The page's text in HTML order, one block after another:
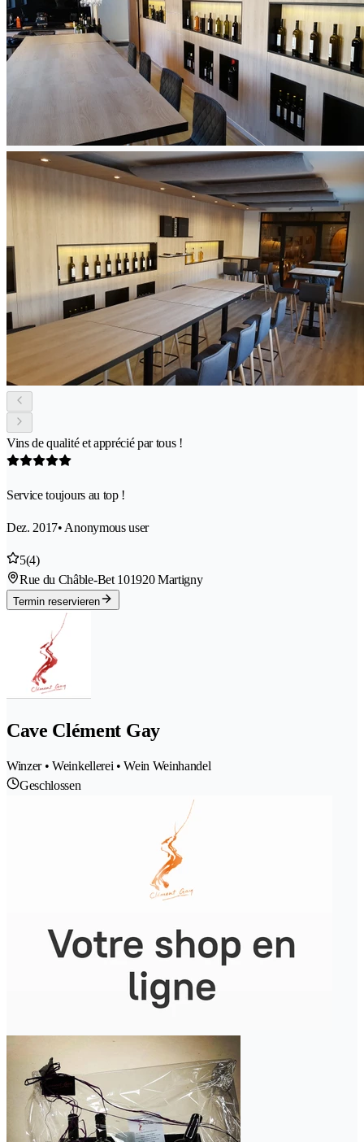
Vins de qualité et apprécié par tous !
Service toujours au top !
Dez. 2017• Anonymous user
5(4)
Rue du Châble-Bet 101920 Martigny
Termin reservieren
Cave Clément Gay
Winzer • Weinkellerei • Wein Weinhandel
Geschlossen